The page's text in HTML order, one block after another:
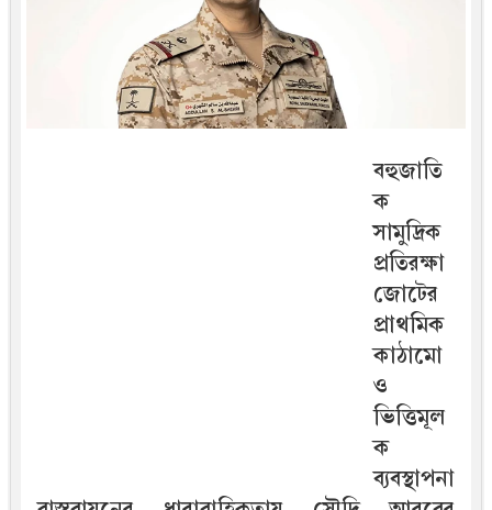
বহুজাতি
ক
সামুদ্রিক
প্রতিরক্ষা
জোটের
প্রাথমিক
কাঠামো
ও
ভিত্তিমূল
ক
ব্যবস্থাপনা